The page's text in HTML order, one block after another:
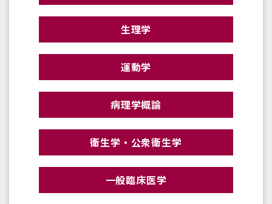
生理学
運動学
病理学概論
衛生学・公衆衛生学
一般臨床医学